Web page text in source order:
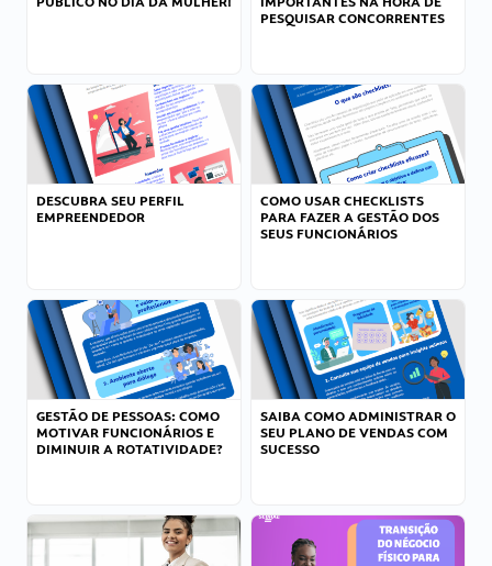
PESQUISAR CONCORRENTES
DESCUBRA SEU PERFIL
EMPREENDEDOR
COMO USAR CHECKLISTS
PARA FAZER A GESTÃO DOS
SEUS FUNCIONÁRIOS
GESTÃO DE PESSOAS: COMO
MOTIVAR FUNCIONÁRIOS E
DIMINUIR A ROTATIVIDADE?
SAIBA COMO ADMINISTRAR O
SEU PLANO DE VENDAS COM
SUCESSO